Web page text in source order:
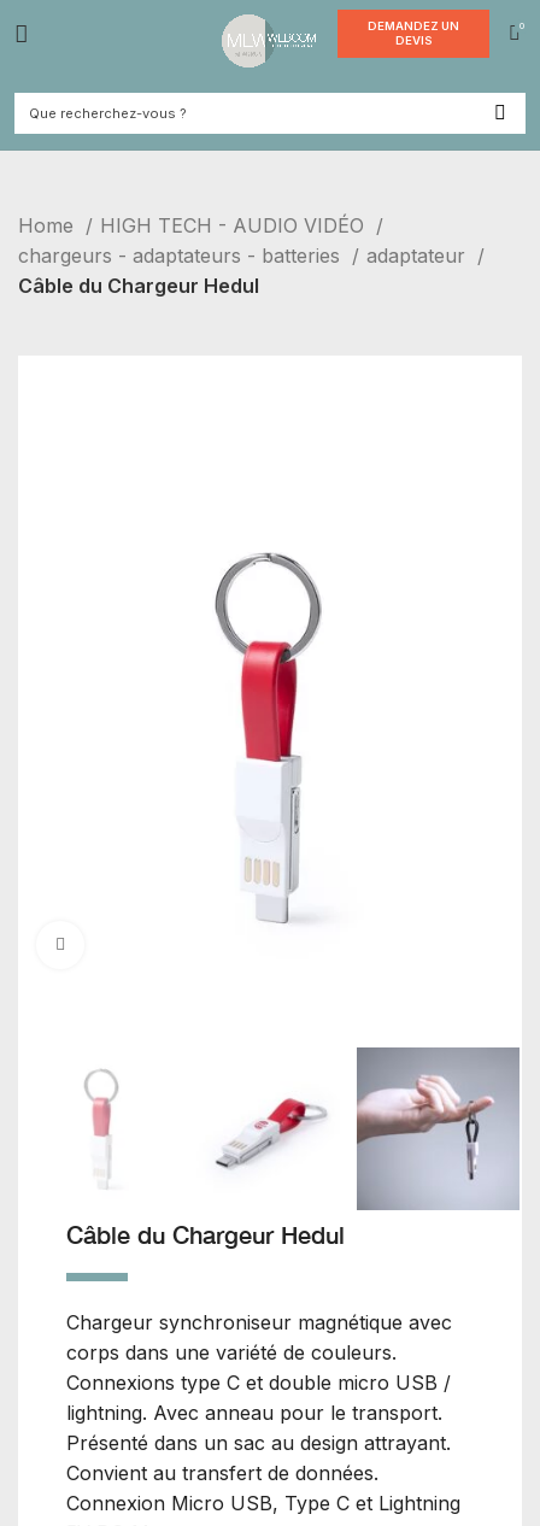
Home
HIGH TECH - AUDIO VIDÉO
chargeurs - adaptateurs - batteries
adaptateur
Câble du Chargeur Hedul
Câble du Chargeur Hedul
Chargeur synchroniseur magnétique avec
corps dans une variété de couleurs.
Connexions type C et double micro USB /
lightning. Avec anneau pour le transport.
Présenté dans un sac au design attrayant.
Convient au transfert de données.
Connexion Micro USB, Type C et Lightning